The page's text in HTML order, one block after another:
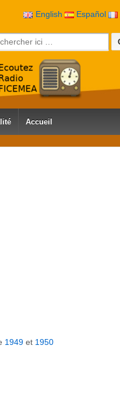
English Español
Recherche pour:
Accueil
1949 et 1950